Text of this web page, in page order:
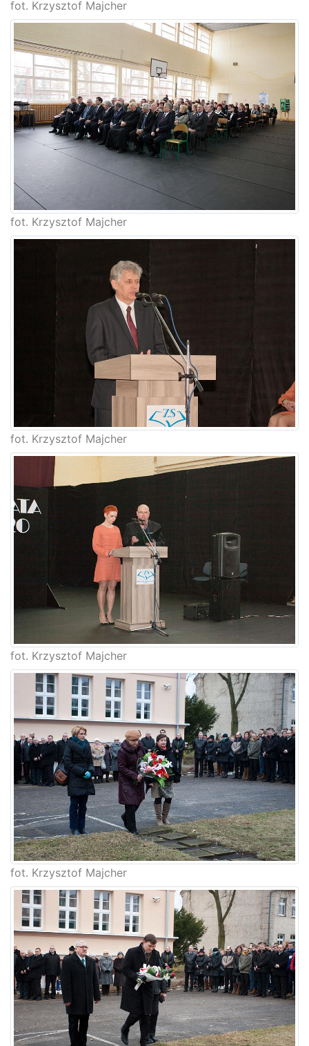
fot. Krzysztof Majcher
fot. Krzysztof Majcher
fot. Krzysztof Majcher
fot. Krzysztof Majcher
fot. Krzysztof Majcher